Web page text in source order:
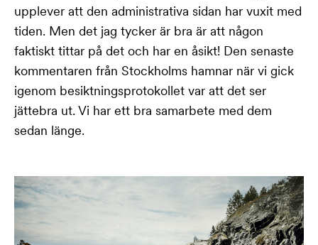
upplever att den administrativa sidan har vuxit med
tiden. Men det jag tycker är bra är att någon
faktiskt tittar på det och har en åsikt! Den senaste
kommentaren från Stockholms hamnar när vi gick
igenom besiktningsprotokollet var att det ser
jättebra ut. Vi har ett bra samarbete med dem
sedan länge.